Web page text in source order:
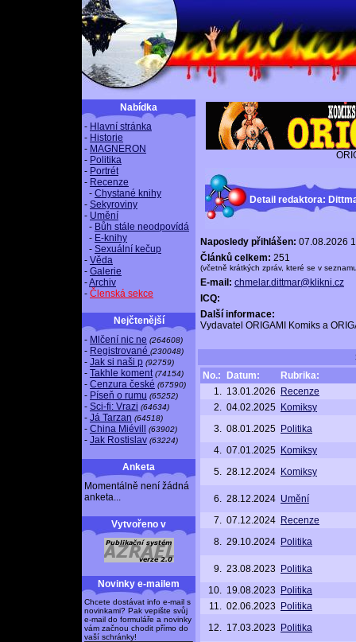
Nabídka
- Hlavní stránka
- Historie
- MAGNERON
- Politika
- Portrét
- Recenze
- Chystané knihy
- Sekyroviny
- Umění
- Bůh stále neodpovídá
- E-knihy
- Sexuální kečup
- Věda
- Galerie
-Archiv
- Členská sekce
Nejčtenější
- Mlčení nic ne (264608)
- Registrované (230048)
- Jak si naši p (92759)
- Takhle koment (74154)
- Cenzura české (67590)
- Píseň o rumu (65252)
- Sci-fi: Vrazi (64634)
- Já Tarzan (64518)
- China Miévill (63902)
- Jak Rostislav (63224)
Anketa
Momentálně není žádná
anketa...
Vytvořeno v
Novinky e-mailem
Chcete dostávat info e-mail s
novinkami? Pak vepište svůj
e-mail do formuláře a novinky
vám začnou chodit přímo do
vaší schránky!
Detail redaktora:
Naposledy přihlášen: 07.08.2026
Článků celkem: 251
(včetně krátkých zpráv, které se v
E-mail: chmelar.dittmar@klikni.cz
ICQ:
Další informace:
Vydavatel ORIGAMI Komiks a
No.:
Datum:
Rubrika:
1. 13.01.2026
Recenze
2. 04.02.2025 Komiksy
3. 08.01.2025 Politika
4. 07.01.2025 Komiksy
5. 28.12.2024 Komiksy
6. 28.12.2024 Umění
7. 07.12.2024 Recenze
8. 29.10.2024 Politika
9. 23.08.2023 Politika
10. 19.08.2023 Politika
11. 02.06.2023 Politika
12. 17.03.2023 Politika